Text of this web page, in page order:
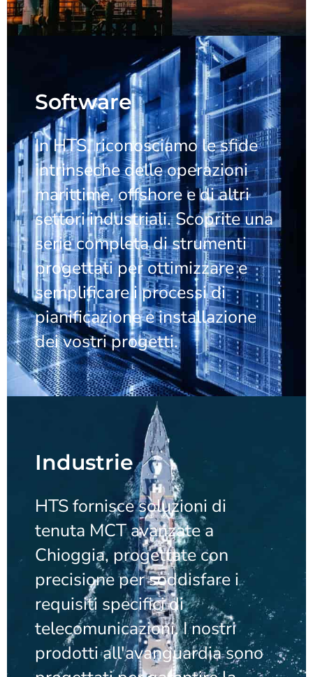
Software
In HTS, riconosciamo le sfide
intrinseche delle operazioni
marittime, offshore e di altri
settori industriali. Scoprite una
serie completa di strumenti
progettati per ottimizzare e
semplificare i processi di
pianificazione e installazione
dei vostri progetti.
Industrie
HTS fornisce soluzioni di
tenuta MCT avanzate a
Chioggia, progettate con
precisione per soddisfare i
requisiti specifici di
telecomunicazioni. I nostri
prodotti all'avanguardia sono